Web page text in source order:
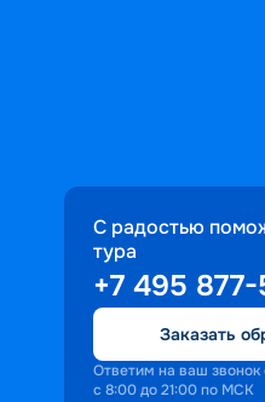
10
в
С радостью
тура
+7 495
Заказать
Ответим на ваш
с 8:00 до 21:00 по МСК